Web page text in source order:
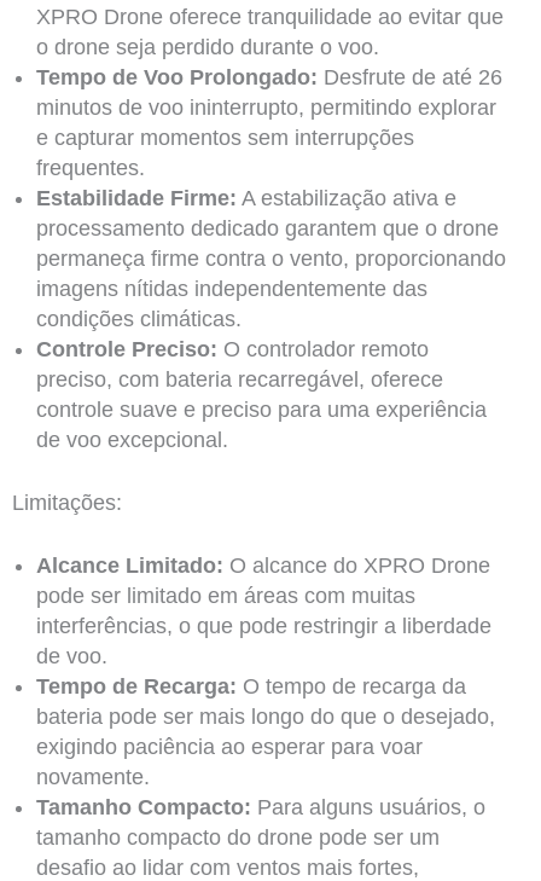
XPRO Drone oferece tranquilidade ao evitar que
o drone seja perdido durante o voo.
Tempo de Voo Prolongado: Desfrute de até 26
minutos de voo ininterrupto, permitindo explorar
e capturar momentos sem interrupções
frequentes.
Estabilidade Firme: A estabilização ativa e
processamento dedicado garantem que o drone
permaneça firme contra o vento, proporcionando
imagens nítidas independentemente das
condições climáticas.
Controle Preciso: O controlador remoto
preciso, com bateria recarregável, oferece
controle suave e preciso para uma experiência
de voo excepcional.
Limitações:
Alcance Limitado: O alcance do XPRO Drone
pode ser limitado em áreas com muitas
interferências, o que pode restringir a liberdade
de voo.
Tempo de Recarga: O tempo de recarga da
bateria pode ser mais longo do que o desejado,
exigindo paciência ao esperar para voar
novamente.
Tamanho Compacto: Para alguns usuários, o
tamanho compacto do drone pode ser um
desafio ao lidar com ventos mais fortes,